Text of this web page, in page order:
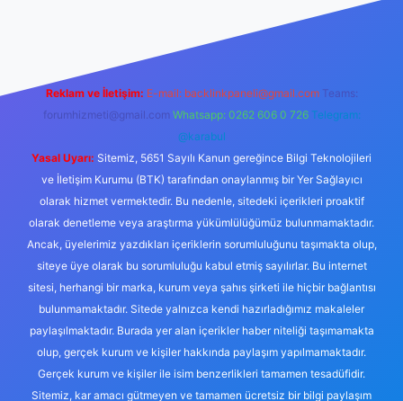
Reklam ve İletişim: E-mail: backlinkpaneli@gmail.com Teams:
forumhizmeti@gmail.com Whatsapp: 0262 606 0 726 Telegram:
@karabul
Yasal Uyarı: Sitemiz, 5651 Sayılı Kanun gereğince Bilgi Teknolojileri
ve İletişim Kurumu (BTK) tarafından onaylanmış bir Yer Sağlayıcı
olarak hizmet vermektedir. Bu nedenle, sitedeki içerikleri proaktif
olarak denetleme veya araştırma yükümlülüğümüz bulunmamaktadır.
Ancak, üyelerimiz yazdıkları içeriklerin sorumluluğunu taşımakta olup,
siteye üye olarak bu sorumluluğu kabul etmiş sayılırlar. Bu internet
sitesi, herhangi bir marka, kurum veya şahıs şirketi ile hiçbir bağlantısı
bulunmamaktadır. Sitede yalnızca kendi hazırladığımız makaleler
paylaşılmaktadır. Burada yer alan içerikler haber niteliği taşımamakta
olup, gerçek kurum ve kişiler hakkında paylaşım yapılmamaktadır.
Gerçek kurum ve kişiler ile isim benzerlikleri tamamen tesadüfidir.
Sitemiz, kar amacı gütmeyen ve tamamen ücretsiz bir bilgi paylaşım